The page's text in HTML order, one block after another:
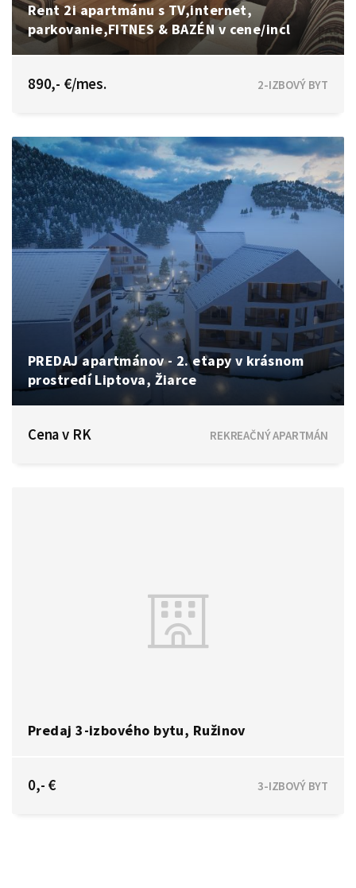
Rent 2i apartmánu s TV,internet,
parkovanie,FITNES & BAZÉN v cene/incl
2-IZBOVÝ BYT
890,- €/mes.
PREDAJ apartmánov - 2. etapy v krásnom
prostredí Liptova, Žiarce
REKREAČNÝ APARTMÁN
Cena v RK
Predaj 3-izbového bytu, Ružinov
3-IZBOVÝ BYT
0,- €